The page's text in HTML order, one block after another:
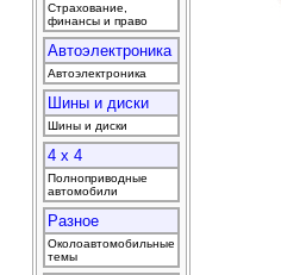
Страхование,
финансы и право
Автоэлектроника
Автоэлектроника
Шины и диски
Шины и диски
4 x 4
Полноприводные
автомобили
Разное
Околоавтомобильные
темы